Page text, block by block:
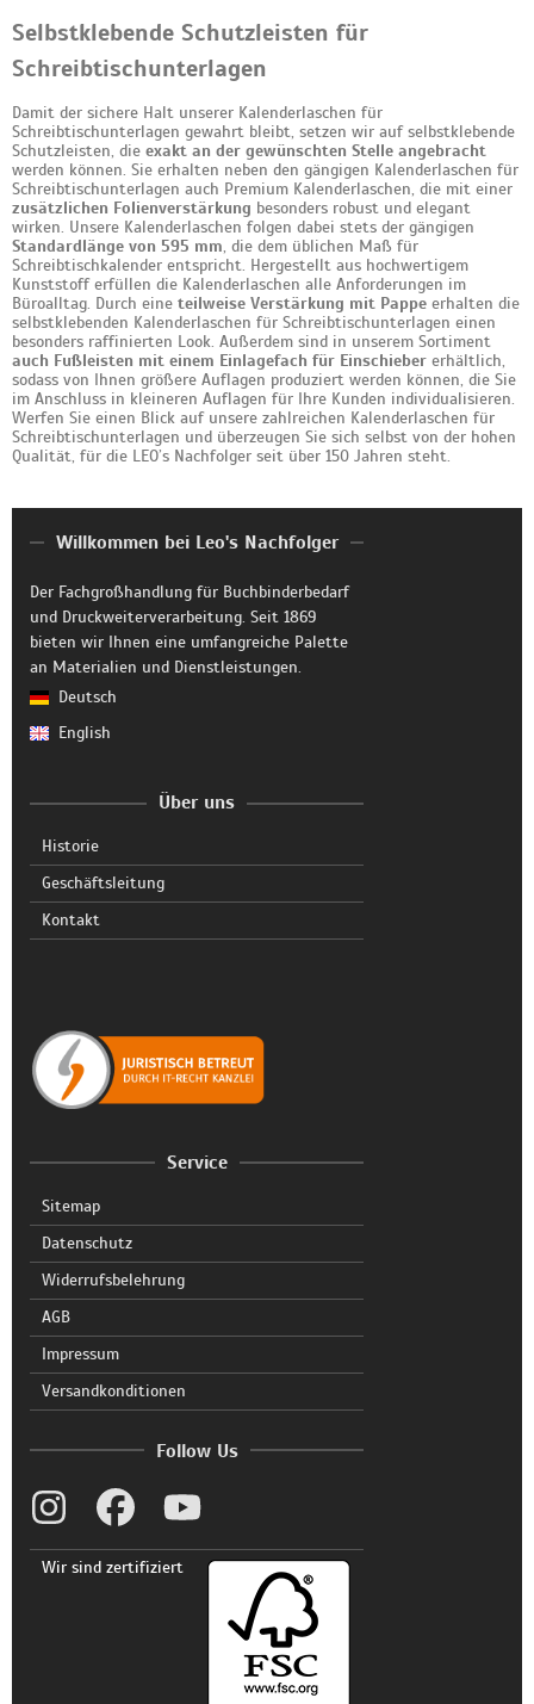
Selbstklebende Schutzleisten für
Schreibtischunterlagen
Damit der sichere Halt unserer Kalenderlaschen für
Schreibtischunterlagen gewahrt bleibt, setzen wir auf selbstklebende
Schutzleisten, die exakt an der gewünschten Stelle angebracht
werden können. Sie erhalten neben den gängigen Kalenderlaschen für
Schreibtischunterlagen auch Premium Kalenderlaschen, die mit einer
zusätzlichen Folienverstärkung besonders robust und elegant
wirken. Unsere Kalenderlaschen folgen dabei stets der gängigen
Standardlänge von 595 mm, die dem üblichen Maß für
Schreibtischkalender entspricht. Hergestellt aus hochwertigem
Kunststoff erfüllen die Kalenderlaschen alle Anforderungen im
Büroalltag. Durch eine teilweise Verstärkung mit Pappe erhalten die
selbstklebenden Kalenderlaschen für Schreibtischunterlagen einen
besonders raffinierten Look. Außerdem sind in unserem Sortiment
auch Fußleisten mit einem Einlagefach für Einschieber erhältlich,
sodass von Ihnen größere Auflagen produziert werden können, die Sie
im Anschluss in kleineren Auflagen für Ihre Kunden individualisieren.
Werfen Sie einen Blick auf unsere zahlreichen Kalenderlaschen für
Schreibtischunterlagen und überzeugen Sie sich selbst von der hohen
Qualität, für die LEO’s Nachfolger seit über 150 Jahren steht.
Willkommen bei Leo's Nachfolger
Der Fachgroßhandlung für Buchbinderbedarf
und Druckweiterverarbeitung. Seit 1869
bieten wir Ihnen eine umfangreiche Palette
an Materialien und Dienstleistungen.
Deutsch
English
Über uns
Historie
Geschäftsleitung
Kontakt
Service
Sitemap
Datenschutz
Widerrufsbelehrung
AGB
Impressum
Versandkonditionen
Follow Us
Wir sind zertifiziert